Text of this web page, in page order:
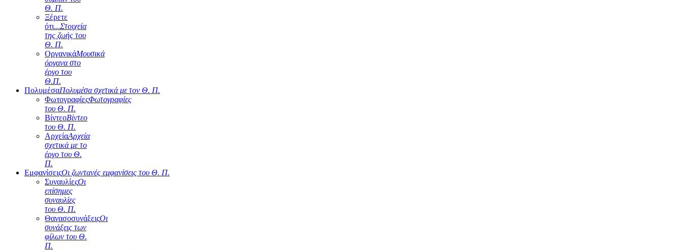
Θ. Π.
Ξέρετε
ότι...Στοιχεία
της ζωής του
Θ. Π.
ΟργανικάΜουσικά
όργανα στο
έργο του
Θ.Π.
ΠολυμέσαΠολυμέσα σχετικά με τον Θ. Π.
ΦωτογραφίεςΦωτογραφίες
του Θ. Π.
ΒίντεοΒίντεο
του Θ. Π.
ΑρχείαΑρχεία
σχετικά με το
έργο του Θ.
Π.
ΕμφανίσειςΟι ζωντανές εμφανίσεις του Θ. Π.
ΣυναυλίεςΟι
επίσημες
συναυλίες
του Θ. Π.
ΘανασοσυνάξειςΟι
συνάξεις των
φίλων του Θ.
Π.